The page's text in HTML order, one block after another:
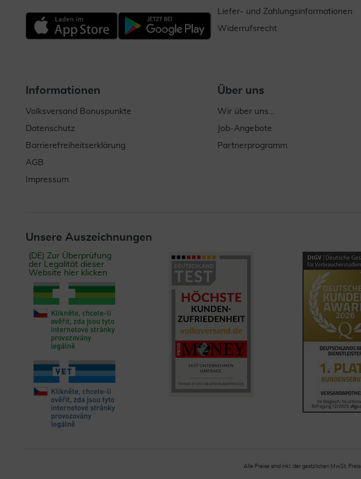
Liefer- und Zahlungsinformationen
Widerrufsrecht
Informationen
Volksversand Bonuspunkte
Datenschutz
Barrierefreiheitserklärung
AGB
Impressum
Über uns
Wir über uns...
Job-Angebote
Partnerprogramm
Unsere Auszeichnungen
(DE) Zur Überprüfung
der Legalität dieser
Website hier klicken
Alle Preise sind inkl. der gestzlichen MwSt.